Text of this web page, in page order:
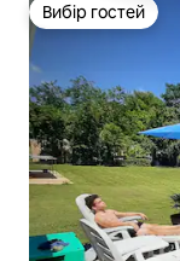
Вибір гостей
Вибір гостей